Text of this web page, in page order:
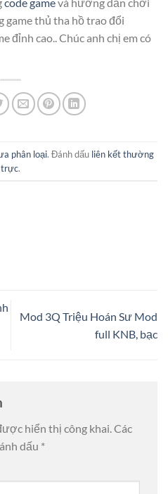
game thủ tha hồ trao đổi
đỉnh cao.. Chúc anh chị em có
phân loại. Đánh dấu liên kết thường
trực.
Mod 3Q Triệu Hoán Sư Mod
full KNB, bạc
hiển thị công khai.Các
dấu *